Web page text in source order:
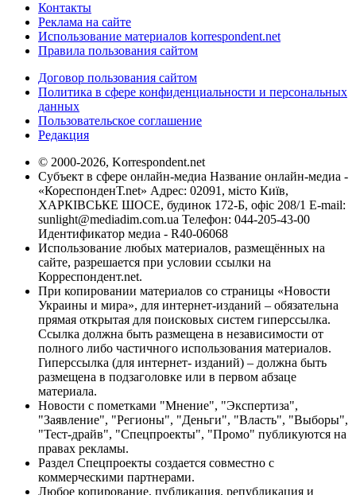
Контакты
Реклама на сайте
Использование материалов korrespondent.net
Правила пользования сайтом
Договор пользования сайтом
Политика в сфере конфиденциальности и персональных
данных
Пользовательское соглашение
Редакция
© 2000-2026, Korrespondent.net
Субъект в сфере онлайн-медиа Название онлайн-медиа -
«КореспонденТ.net» Адрес: 02091, місто Київ,
ХАРКІВСЬКЕ ШОСЕ, будинок 172-Б, офіс 208/1 E-mail:
sunlight@mediadim.com.ua Телефон: 044-205-43-00
Идентификатор медиа - R40-06068
Использование любых материалов, размещённых на
сайте, разрешается при условии ссылки на
Корреспондент.net.
При копировании материалов со страницы «Новости
Украины и мира», для интернет-изданий – обязательна
прямая открытая для поисковых систем гиперссылка.
Ссылка должна быть размещена в независимости от
полного либо частичного использования материалов.
Гиперссылка (для интернет- изданий) – должна быть
размещена в подзаголовке или в первом абзаце
материала.
Новости с пометками "Мнение", "Экспертиза",
"Заявление", "Регионы", "Деньги", "Власть", "Выборы",
"Тест-драйв", "Спецпроекты", "Промо" публикуются на
правах рекламы.
Раздел Спецпроекты создается совместно с
коммерческими партнерами.
Любое копирование, публикация, републикация и